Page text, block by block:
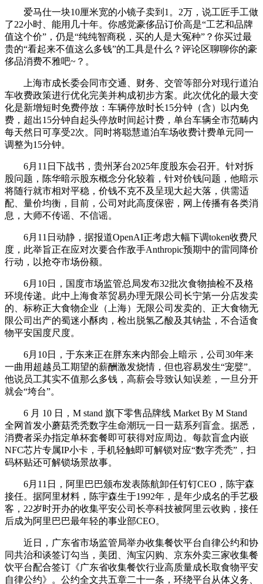
爱马仕一块10厘米宽的小镜子卖到1。2万，说工匠手工做
了22小时、能用几十年。你感觉豪侈品订价高是“工艺和品牌
值这个价”，仍是“纯纯智商税，买的人是大冤种”？你买过最
贵的“看起来不值这么多钱”的工具是什么？评论区聊聊你的豪
侈品消费不雅吧~？。
上海市成长委会同市交通、财务、交管等部分对现行道泊
车收费政策进行优化完美并构成初步方案。此次优化的最大变
化是新增短时免费停放：车辆停放时长15分钟（含）以内免
费，超出15分钟自起头停放时间起计费，单台车辆全市范畴内
每天然日可享受2次。同时将聪慧道泊车场收费计费单元同一
调整为15分钟。
6月11日下战书，贵州茅台2025年度股东会召开。针对拆
股问题，陈华暗示股东概念分化较着，针对价钱问题，他暗示
将随行就市相对平稳，价钱不克不及呈现大起大落，供需适
配、量价均衡，目前，公司对此高度保密，网上传播有各类消
息，大师不传谣、不信谣。
6月11日动静，据报道OpenAI正考虑大幅下调token收费尺
度，此举旨正在应对次要合作敌手Anthropic预期中的雷同降价
行动，以抢夺市场份额。
6月10日，国度市场监管总局发布32批次食物抽检不及格
环境传递。此中上海食萃贸易办理无限公司长宁第一分店发卖
的、标称正大食物企业（上海）无限公司发卖的、正大食物无
限公司出产的蜀迷小酥肉，检出脱氢乙酸及其钠盐，不合适食
物平安国度尺度。
6月10日，于东来正在胖东来内部会上暗示，公司30年来
一曲用超越员工期望的薪酬激发烧情，但也容易发生“宠嬖”。
他说员工其实不值那么多钱，高薪会导致认知误差，一旦分开
就会“垮台”。
6 月 10 日，M stand 旗下零售品牌线 Market By M Stand
全网首发小蘑菇秃秃数字生命潮玩一日一菇系列盲盒。据悉，
消费者采办指定单杯套餐即可获得对应周边。每款盲盒内嵌
NFC芯片专属IP小卡，手机轻触即可解锁对应“数字秃秃”，扫
码杯贴还可解锁场景故事。
6月11日，阿里巴巴颁布发表陈航卸任钉钉CEO，陈宇森
接任。据阿里材料，陈宇森生于1992年，是年少成名的手艺极
客，22岁时开办的收集平安公司长亭科技被阿里云收购，接任
后成为阿里巴巴最年轻的事业部CEO。
近日，广东省市场监管局举办收集餐饮平台自律公约和协
同共治和谈签订勾当，美团、淘宝闪购、京东外卖三家收集餐
饮平台配合签订《广东省收集餐饮行业高质量成长取食物平安
自律公约》。公约全文共五章二十一条，环绕平台从体义务、